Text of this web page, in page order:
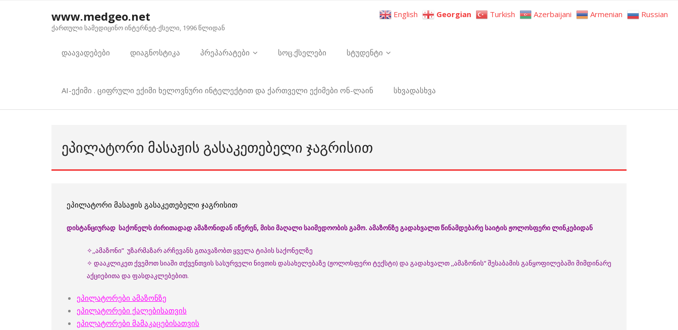
www.medgeo.net
ქართული სამედიცინო ინტერნეტ-ქსელი, 1996 წლიდან
დაავადებები დიაგნოსტიკა პრეპარატები სოც.ქსელები სტუდენტი
AI-ექიმი . ციფრული ექიმი ხელოვნური ინტელექტით და ქართველი ექიმები ონ-ლაინ სხვადასხვა
ᲔᲞᲘᲚᲐᲢᲝᲠᲘ ᲛᲐᲡᲐᲟᲘᲡ ᲒᲐᲡᲐᲙᲔᲗᲔᲑᲔᲚᲘ ᲯᲐᲒᲠᲘᲡᲘᲗ
ეპილატორი მასაჟის გასაკეთებელი ჯაგრისით
დისტანციურად საქონელს ძირითადად ამაზონიდან იწერენ, მისი მაღალი საიმედოობის გამო. ამაზონზე გადახვალთ წინამდებარე საიტის ჟოლოსფერი ლინკებიდან
✧,,ამაზონი” უზარმაზარ არჩევანს გთავაზობთ ყველა ტიპის საქონელზე
✧ დააკლიკეთ ქვემოთ სიაში თქვენთვის სასურველი ნივთის დასახელებაზე (ჟოლოსფერი ტექსტი) და გადახვალთ ,,ამაზონის“ შესაბამის განყოფილებაში მიმდინარე
აქციებითა და ფასდაკლებებით.
ეპილატორები ამაზონზე
ეპილატორები ქალებისათვის
ეპილატორები მამაკაცებისათვის
English Georgian Turkish Azerbaijani Armenian Russian